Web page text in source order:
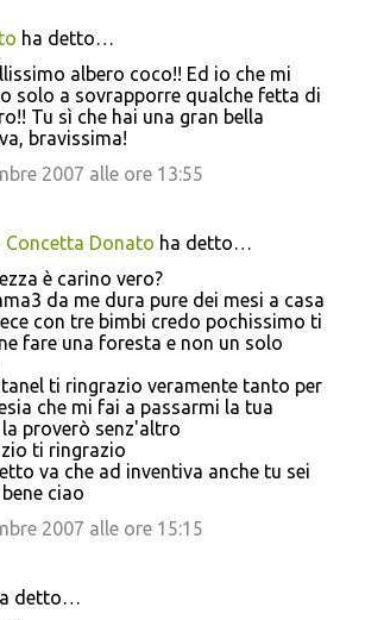
ha detto…
albero coco!! Ed io che mi
solo a sovrapporre qualche fetta di
Tu sì che hai una gran bella
bravissima!
2007 alle ore 13:55
Concetta Donato ha detto…
è carino vero?
da me dura pure dei mesi a casa
con tre bimbi credo pochissimo ti
fare una foresta e non un solo
ti ringrazio veramente tanto per
che mi fai a passarmi la tua
proverò senz'altro
ti ringrazio
va che ad inventiva anche tu sei
ciao
2007 alle ore 15:15
detto…